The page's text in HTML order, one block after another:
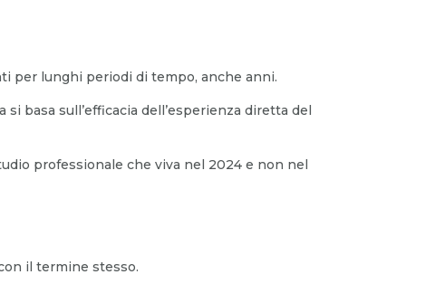
per lunghi periodi di tempo, anche anni.
basa sull’efficacia dell’esperienza diretta del
professionale che viva nel 2024 e non nel
il termine stesso.